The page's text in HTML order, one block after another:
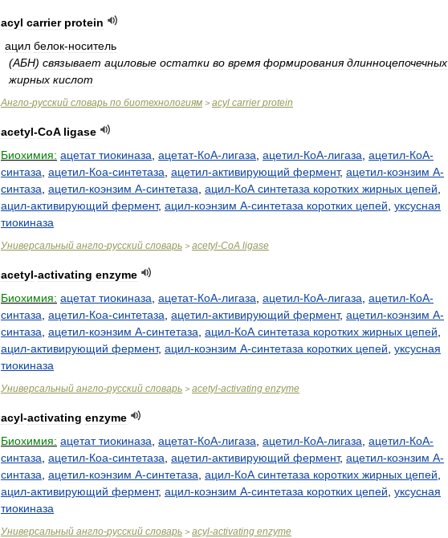
acyl carrier protein
ацил белок-носитель
(АБН) связывает ациловые остатки во время формирования длинноцепочечных
жирных кислот
Англо-русский словарь по биотехнологиям > acyl carrier protein
acetyl-CoA ligase
Биохимия: ацетат тиокиназа ацетат-КоА-лигаза ацетил-КоА-лигаза ацетил-КоА-
синтаза ацетил-Коа-синтетаза ацетил-активирующий фермент, ацетил-коэнзим А-
синтаза ацетил-коэнзим А-синтетаза ацил-КоА синтетаза коротких жирных цепей
ацил-активирующий фермент, ацил-коэнзим А-синтетаза коротких цепей уксусная
тиокиназа
Универсальный англо-русский словарь > acetyl-CoA ligase
acetyl-activating enzyme
Биохимия: ацетат тиокиназа ацетат-КоА-лигаза ацетил-КоА-лигаза ацетил-КоА-
синтаза ацетил-Коа-синтетаза ацетил-активирующий фермент, ацетил-коэнзим А-
синтаза ацетил-коэнзим А-синтетаза ацил-КоА синтетаза коротких жирных цепей
ацил-активирующий фермент, ацил-коэнзим А-синтетаза коротких цепей уксусная
тиокиназа
Универсальный англо-русский словарь > acetyl-activating enzyme
acyl-activating enzyme
Биохимия: ацетат тиокиназа ацетат-КоА-лигаза ацетил-КоА-лигаза ацетил-КоА-
синтаза ацетил-Коа-синтетаза ацетил-активирующий фермент, ацетил-коэнзим А-
синтаза ацетил-коэнзим А-синтетаза ацил-КоА синтетаза коротких жирных цепей
ацил-активирующий фермент, ацил-коэнзим А-синтетаза коротких цепей уксусная
тиокиназа
Универсальный англо-русский словарь > acyl-activating enzyme